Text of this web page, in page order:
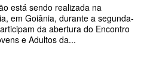
está sendo realizada na
em Goiânia, durante a segunda-
da abertura do Encontro
e Adultos da...